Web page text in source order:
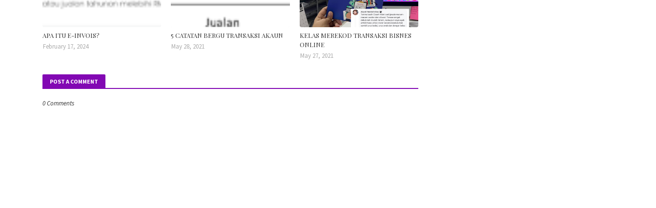
APA ITU E-INVOIS?
February 17, 2024
5 CATATAN BERGU TRANSAKSI AKAUN
May 28, 2021
KELAS MEREKOD TRANSAKSI BISNES
ONLINE
May 27, 2021
POST A COMMENT
0 Comments